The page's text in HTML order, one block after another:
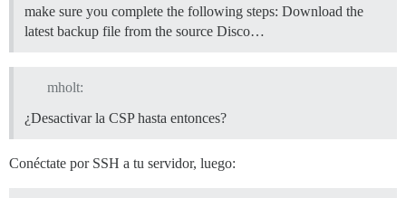
make sure you complete the following steps: Download the
latest backup file from the source Disco…
mholt:
¿Desactivar la CSP hasta entonces?
Conéctate por SSH a tu servidor, luego: